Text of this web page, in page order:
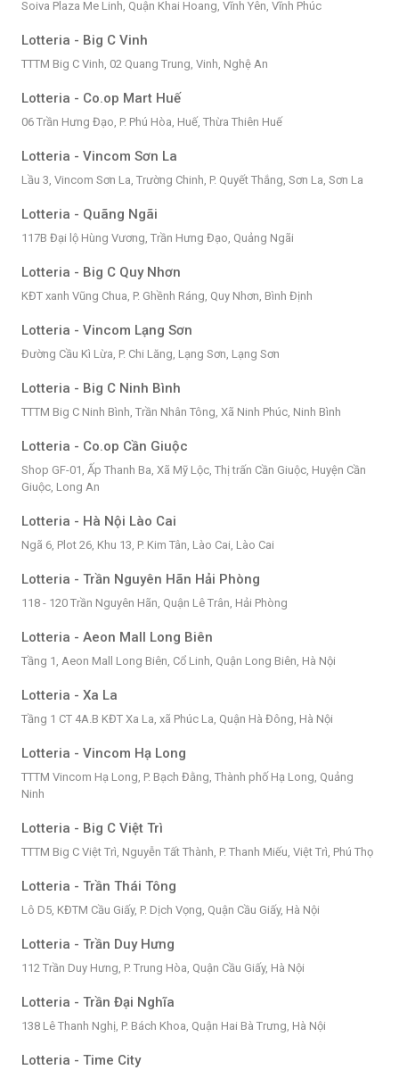
Soiva Plaza Me Linh, Quận Khai Hoang, Vĩnh Yên, Vĩnh Phúc
Lotteria - Big C Vinh
TTTM Big C Vinh, 02 Quang Trung, Vinh, Nghệ An
Lotteria - Co.op Mart Huế
06 Trần Hưng Đạo, P. Phú Hòa, Huế, Thừa Thiên Huế
Lotteria - Vincom Sơn La
Lầu 3, Vincom Sơn La, Trường Chinh, P. Quyết Thắng, Sơn La, Sơn La
Lotteria - Quãng Ngãi
117B Đại lộ Hùng Vương, Trần Hưng Đạo, Quảng Ngãi
Lotteria - Big C Quy Nhơn
KĐT xanh Vũng Chua, P. Ghềnh Ráng, Quy Nhơn, Bình Định
Lotteria - Vincom Lạng Sơn
Đường Cầu Kì Lừa, P. Chi Lăng, Lạng Sơn, Lạng Sơn
Lotteria - Big C Ninh Bình
TTTM Big C Ninh Bình, Trần Nhân Tông, Xã Ninh Phúc, Ninh Bình
Lotteria - Co.op Cần Giuộc
Shop GF-01, Ấp Thanh Ba, Xã Mỹ Lộc, Thị trấn Cần Giuộc, Huyện Cần
Giuộc, Long An
Lotteria - Hà Nội Lào Cai
Ngã 6, Plot 26, Khu 13, P. Kim Tân, Lào Cai, Lào Cai
Lotteria - Trần Nguyên Hãn Hải Phòng
118 - 120 Trần Nguyên Hãn, Quận Lê Trân, Hải Phòng
Lotteria - Aeon Mall Long Biên
Tầng 1, Aeon Mall Long Biên, Cổ Linh, Quận Long Biên, Hà Nội
Lotteria - Xa La
Tầng 1 CT 4A.B KĐT Xa La, xã Phúc La, Quận Hà Đông, Hà Nội
Lotteria - Vincom Hạ Long
TTTM Vincom Hạ Long, P. Bạch Đằng, Thành phố Hạ Long, Quảng
Ninh
Lotteria - Big C Việt Trì
TTTM Big C Việt Trì, Nguyễn Tất Thành, P. Thanh Miếu, Việt Trì, Phú Thọ
Lotteria - Trần Thái Tông
Lô D5, KĐTM Cầu Giấy, P. Dịch Vọng, Quận Cầu Giấy, Hà Nội
Lotteria - Trần Duy Hưng
112 Trần Duy Hưng, P. Trung Hòa, Quận Cầu Giấy, Hà Nội
Lotteria - Trần Đại Nghĩa
138 Lê Thanh Nghị, P. Bách Khoa, Quận Hai Bà Trưng, Hà Nội
Lotteria - Time City